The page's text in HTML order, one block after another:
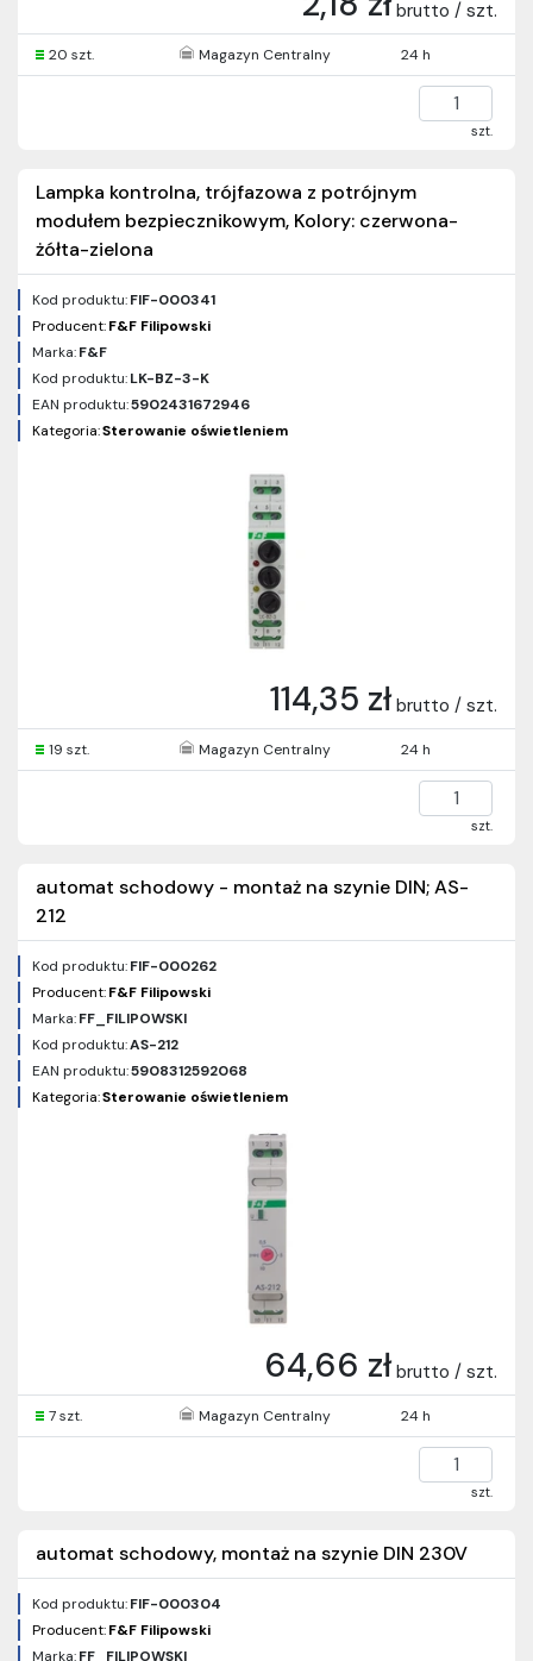
brutto / szt.
20 szt. Magazyn Centralny 24 h
szt.
Lampka kontrolna, trójfazowa z potrójnym
modułem bezpiecznikowym, Kolory: czerwona-
żółta-zielona
Kod produktu:FIF-000341
Producent:F&F Filipowski
Marka:F&F
Kod produktu:LK-BZ-3-K
EAN produktu:5902431672946
Kategoria:Sterowanie oświetleniem
114,35 zł brutto / szt.
19 szt. Magazyn Centralny 24 h
szt.
automat schodowy - montaż na szynie DIN; AS-
212
Kod produktu:FIF-000262
Producent:F&F Filipowski
Marka:FF_FILIPOWSKI
Kod produktu:AS-212
EAN produktu:5908312592068
Kategoria:Sterowanie oświetleniem
64,66 zł brutto / szt.
7 szt. Magazyn Centralny 24 h
szt.
automat schodowy, montaż na szynie DIN 230V
Kod produktu:FIF-000304
Producent:F&F Filipowski
Marka:FF_FILIPOWSKI